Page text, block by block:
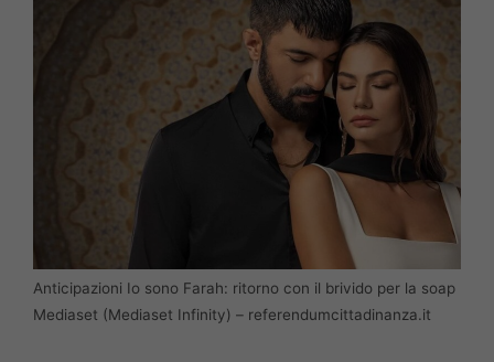
Anticipazioni Io sono Farah: ritorno con il brivido per la soap
Mediaset (Mediaset Infinity) – referendumcittadinanza.it